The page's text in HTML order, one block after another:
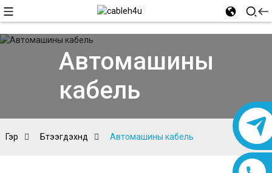
Автомашины
кабель
Гэр Бүтээгдэхүүнүүд Автомашины кабель